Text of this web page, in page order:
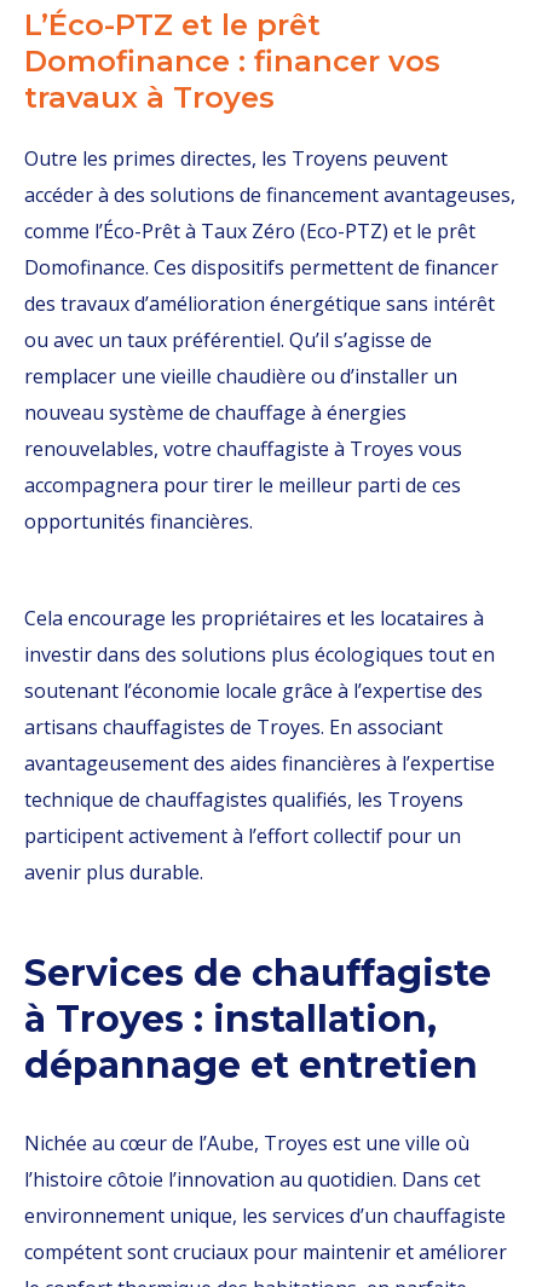
L’Éco-PTZ et le prêt
Domofinance : financer vos
travaux à Troyes
Outre les primes directes, les Troyens peuvent
accéder à des solutions de financement avantageuses,
comme l’Éco-Prêt à Taux Zéro (Eco-PTZ) et le prêt
Domofinance. Ces dispositifs permettent de financer
des travaux d’amélioration énergétique sans intérêt
ou avec un taux préférentiel. Qu’il s’agisse de
remplacer une vieille chaudière ou d’installer un
nouveau système de chauffage à énergies
renouvelables, votre chauffagiste à Troyes vous
accompagnera pour tirer le meilleur parti de ces
opportunités financières.
Cela encourage les propriétaires et les locataires à
investir dans des solutions plus écologiques tout en
soutenant l’économie locale grâce à l’expertise des
artisans chauffagistes de Troyes. En associant
avantageusement des aides financières à l’expertise
technique de chauffagistes qualifiés, les Troyens
participent activement à l’effort collectif pour un
avenir plus durable.
Services de chauffagiste
à Troyes : installation,
dépannage et entretien
Nichée au cœur de l’Aube, Troyes est une ville où
l’histoire côtoie l’innovation au quotidien. Dans cet
environnement unique, les services d’un chauffagiste
compétent sont cruciaux pour maintenir et améliorer